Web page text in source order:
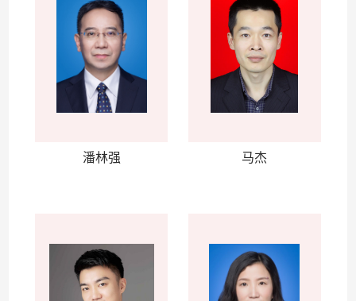
潘林强 马杰